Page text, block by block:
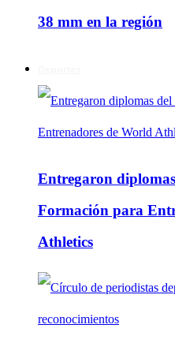
38 mm en la región
Entregaron
Formación para
Athletics